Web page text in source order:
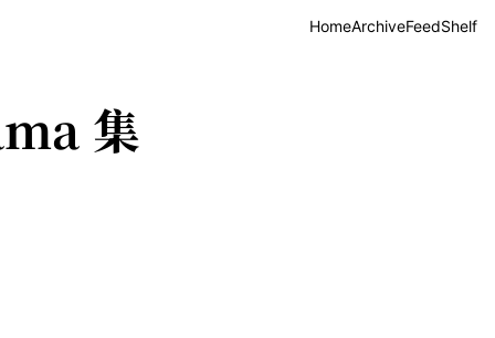
HomeArchiveFeedShelf
集